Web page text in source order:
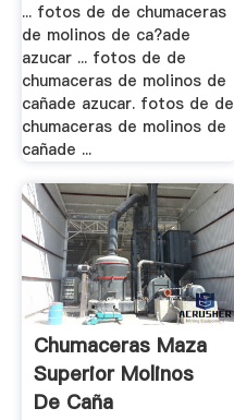
... fotos de de chumaceras
de molinos de ca?ade
azucar ... fotos de de
chumaceras de molinos de
cañade azucar. fotos de de
chumaceras de molinos de
cañade ...
Chumaceras Maza
Superior Molinos
De Caña